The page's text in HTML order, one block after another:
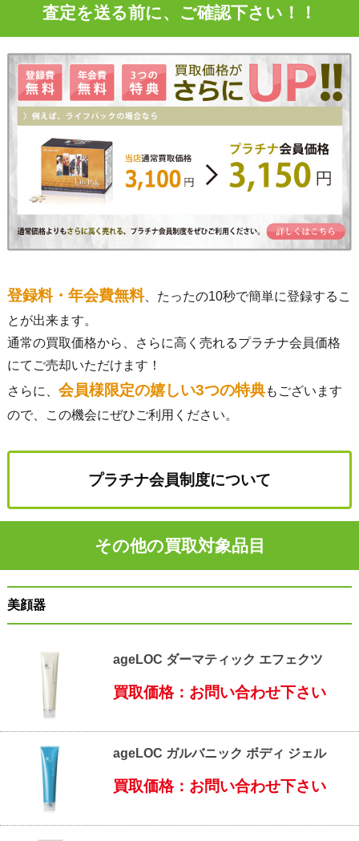
査定を送る前に、ご確認下さい！！
登録料・年会費無料、たったの10秒で簡単に登録するこ
とが出来ます。
通常の買取価格から、さらに高く売れるプラチナ会員価格
にてご売却いただけます！
さらに、 会員様限定の嬉しい3つの特典もございます
ので、この機会にぜひご利用ください。
プラチナ会員制度について
その他の買取対象品目
美顔器
ageLOC ダーマティック エフェクツ
買取価格：お問い合わせ下さい
ageLOC ガルバニック ボディ ジェル
買取価格：お問い合わせ下さい